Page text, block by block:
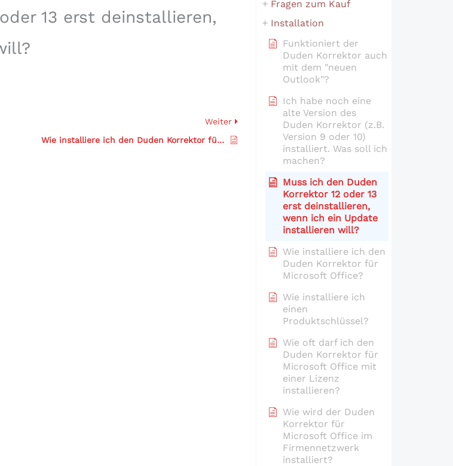
13 erst deinstallieren,
Weiter
Wie installiere ich den Duden Korrektor für Microsoft Office?
Fragen zum Kauf
Installation
Funktioniert der
Duden Korrektor auch
mit dem "neuen
Outlook"?
Ich habe noch eine
alte Version des
Duden Korrektor (z.B.
Version 9 oder 10)
installiert. Was soll ich
machen?
Muss ich den Duden
Korrektor 12 oder 13
erst deinstallieren,
wenn ich ein Update
installieren will?
Wie installiere ich den
Duden Korrektor für
Microsoft Office?
Wie installiere ich
einen
Produktschlüssel?
Wie oft darf ich den
Duden Korrektor für
Microsoft Office mit
einer Lizenz
installieren?
Wie wird der Duden
Korrektor für
Microsoft Office im
Firmennetzwerk
installiert?